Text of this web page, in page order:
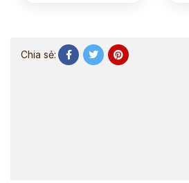
Chia sẻ: